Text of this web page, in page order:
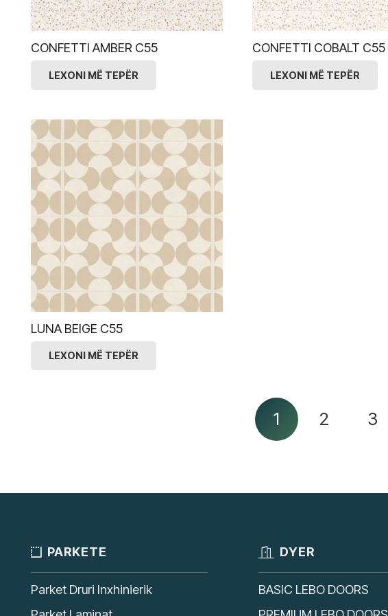
CONFETTI AMBER C55
LEXONI MË TEPËR
CONFETTI COBALT C55
LEXONI MË TEPËR
LUNA BEIGE C55
LEXONI MË TEPËR
1 2 3
PARKETE
Parket Druri Inxhinierik
DYER
BASIC LEBO DOORS